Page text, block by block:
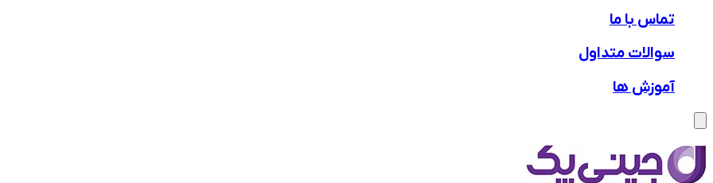
تماس با ما
سوالات متداول
آموزش ها